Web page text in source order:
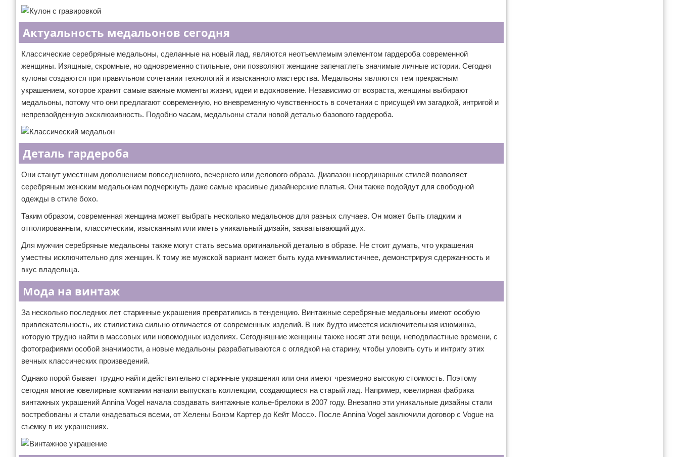
Актуальность медальонов сегодня
Классические серебряные медальоны, сделанные на новый лад, являются неотъемлемым элементом гардероба современной
женщины. Изящные, скромные, но одновременно стильные, они позволяют женщине запечатлеть значимые личные истории. Сегодня
кулоны создаются при правильном сочетании технологий и изысканного мастерства. Медальоны являются тем прекрасным
украшением, которое хранит самые важные моменты жизни, идеи и вдохновение. Независимо от возраста, женщины выбирают
медальоны, потому что они предлагают современную, но вневременную чувственность в сочетании с присущей им загадкой, интригой и
непревзойденную эксклюзивность. Подобно часам, медальоны стали новой деталью базового гардероба.
Деталь гардероба
Они станут уместным дополнением повседневного, вечернего или делового образа. Диапазон неординарных стилей позволяет
серебряным женским медальонам подчеркнуть даже самые красивые дизайнерские платья. Они также подойдут для свободной
одежды в стиле бохо.
Таким образом, современная женщина может выбрать несколько медальонов для разных случаев. Он может быть гладким и
отполированным, классическим, изысканным или иметь уникальный дизайн, захватывающий дух.
Для мужчин серебряные медальоны также могут стать весьма оригинальной деталью в образе. Не стоит думать, что украшения
уместны исключительно для женщин. К тому же мужской вариант может быть куда минималистичнее, демонстрируя сдержанность и
вкус владельца.
Мода на винтаж
За несколько последних лет старинные украшения превратились в тенденцию. Винтажные серебряные медальоны имеют особую
привлекательность, их стилистика сильно отличается от современных изделий. В них будто имеется исключительная изюминка,
которую трудно найти в массовых или новомодных изделиях. Сегодняшние женщины также носят эти вещи, неподвластные времени, с
фотографиями особой значимости, а новые медальоны разрабатываются с оглядкой на старину, чтобы уловить суть и интригу этих
вечных классических произведений.
Однако порой бывает трудно найти действительно старинные украшения или они имеют чрезмерно высокую стоимость. Поэтому
сегодня многие ювелирные компании начали выпускать коллекции, создающиеся на старый лад. Например, ювелирная фабрика
винтажных украшений Annina Vogel начала создавать винтажные колье-брелоки в 2007 году. Внезапно эти уникальные дизайны стали
востребованы и стали «надеваться всеми, от Хелены Бонэм Картер до Кейт Мосс». После Annina Vogel заключили договор с Vogue на
съемку в их украшениях.